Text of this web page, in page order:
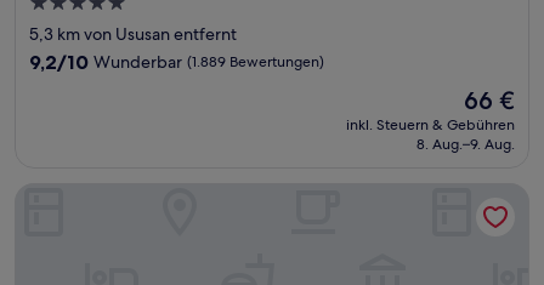
Sterne-
Unterkunft
5,3 km von Ususan entfernt
9.2
9,2/10 Wunderbar (1.889 Bewertungen)
Der
Preis
beträgt
66 €
inkl. Steuern & Gebühren
8. Aug.–9. Aug.